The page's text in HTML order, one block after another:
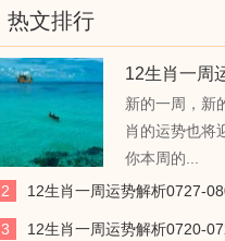
热文排行
12生肖一周
新的一周，新
肖的运势也将
你本周的...
2
12生肖一周运势解析0727-
3 12生肖一周运势解析0720-